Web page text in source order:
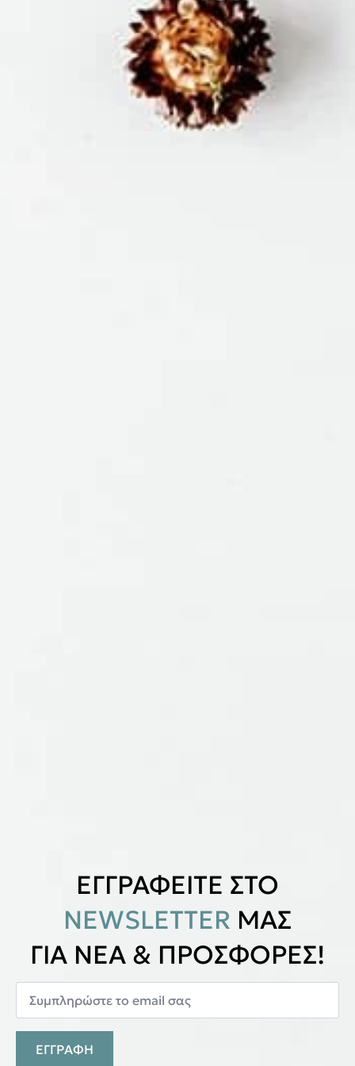
ΕΓΓΡΑΦΕΙΤΕ ΣΤΟ
NEWSLETTER ΜΑΣ
ΓΙΑ ΝΕΑ & ΠΡΟΣΦΟΡΕΣ!
ΕΓΓΡΑΦΗ